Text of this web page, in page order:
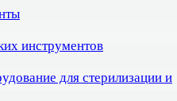
инструментов
для стерилизации и